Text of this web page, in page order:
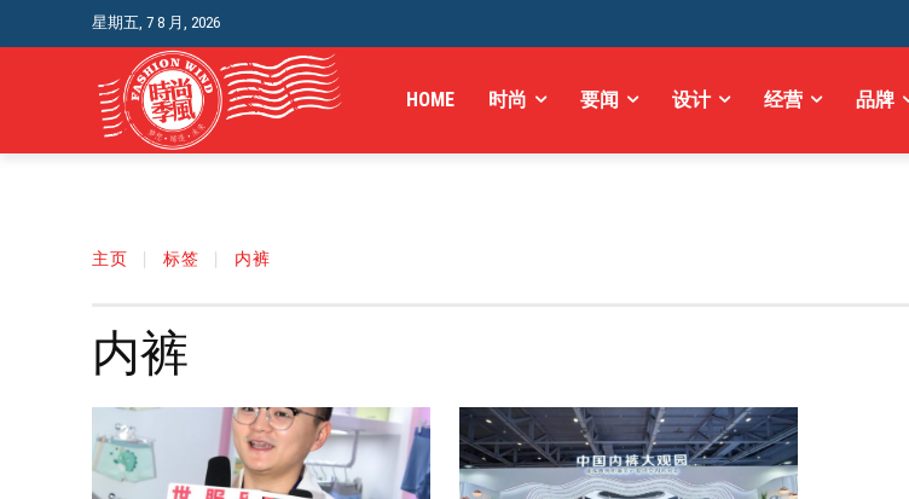
星期五, 7 8 月, 2026
HOME 时尚 要闻 设计 经营 品牌
主页 标签 内裤
内裤